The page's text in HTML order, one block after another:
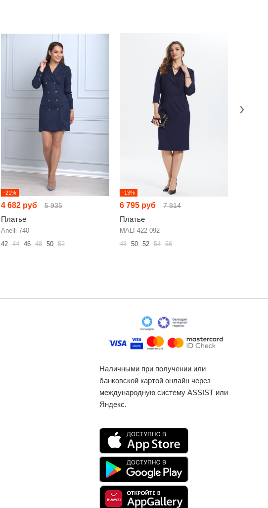
-21%
4 682 руб 5 935
Платье
Anelli 740
42 44 46 48 50 52
-13%
6 795 руб 7 814
Платье
MALI 422-092
48
50 52 54 56
Наличными при получении или
банковской картой онлайн через
международную систему ASSIST или
Яндекс.